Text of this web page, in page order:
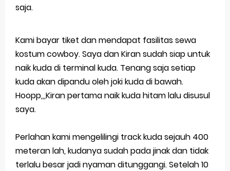
saja.
Kami bayar tiket dan mendapat fasilitas sewa
kostum cowboy. Saya dan Kiran sudah siap untuk
naik kuda di terminal kuda. Tenang saja setiap
kuda akan dipandu oleh joki kuda di bawah.
Hoopp,,,Kiran pertama naik kuda hitam lalu disusul
saya.
Perlahan kami mengelilingi track kuda sejauh 400
meteran lah, kudanya sudah pada jinak dan tidak
terlalu besar jadi nyaman ditunggangi. Setelah 10